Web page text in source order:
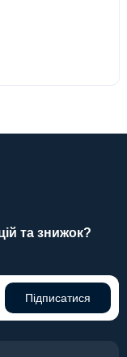
та знижок?
Підписатися